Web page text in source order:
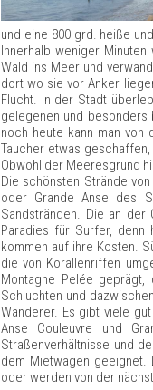
und eine 800 grd. heiße
Innerhalb weniger
Wald ins Meer und
dort wo sie vor Anker
Flucht. In der Stadt
gelegenen und
noch heute kann man
Taucher etwas
Obwohl der Meeresgrund
Die schönsten Strände
oder Grande Anse des
Sandstränden. Die an
Paradies für Surfer, denn
kommen auf ihre Kosten.
die von Korallenriffen
Montagne Pelée
Schluchten und
Wanderer. Es gibt viele
Anse Couleuvre und
Straßenverhältnisse und
dem Mietwagen geeignet.
oder werden von der